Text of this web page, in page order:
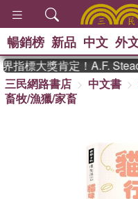
暢銷榜 新品 中文 外
標大獎肯定！A.F.
三民網路書店
中文書
畜牧/漁獵/家畜